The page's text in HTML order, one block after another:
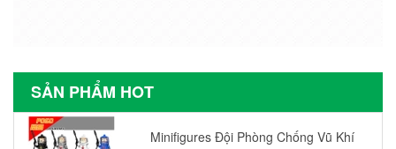
SẢN PHẨM HOT
Minifigures Đội Phòng Chống Vũ Khí